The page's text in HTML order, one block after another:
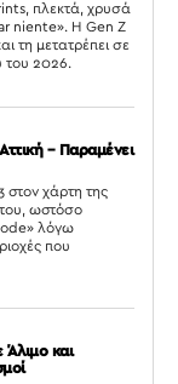
πλεκτά, χρυσά
niente». Η Gen Z
τη μετατρέπει σε
του 2026.
– Παραμένει
στον χάρτη της
ωστόσο
λόγω
που
Άλιμο και